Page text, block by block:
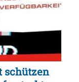
schützen